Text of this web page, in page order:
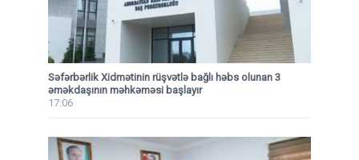
Səfərbərlik Xidmətinin rüşvətlə bağlı həbs olunan 3
əməkdaşının məhkəməsi başlayır
17:06